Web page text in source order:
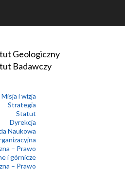
Geologiczny
Badawczy
Misja i wizja
Strategia
Statut
Dyrekcja
Naukowa
– Prawo
i górnicze
– Prawo